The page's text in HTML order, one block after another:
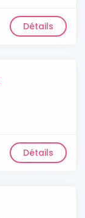
Détails
Détails